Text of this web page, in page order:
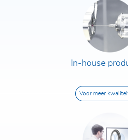
In-house
Voor meer